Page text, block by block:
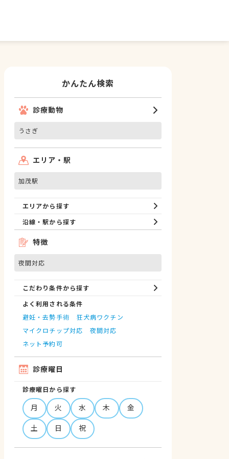
かんたん検索
診療動物
うさぎ
エリア・駅
加茂駅
エリアから探す
沿線・駅から探す
特徴
夜間対応
こだわり条件から探す
よく利用される条件
避妊・去勢手術
狂犬病ワクチン
マイクロチップ対応
夜間対応
ネット予約可
診療曜日
診療曜日から探す
月 火 水 木
金
土
日 祝